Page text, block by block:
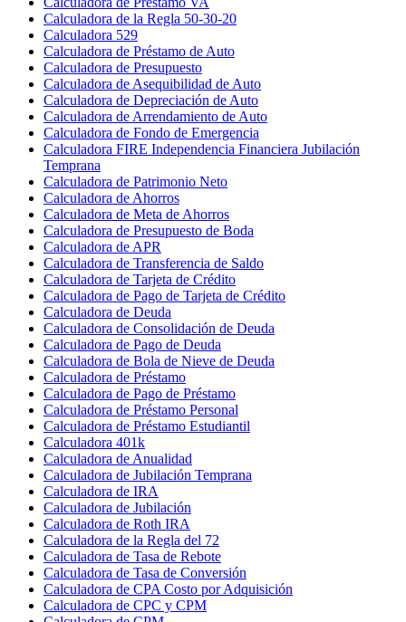
Calculadora de la Regla 50-30-20
Calculadora 529
Calculadora de Préstamo de Auto
Calculadora de Presupuesto
Calculadora de Asequibilidad de Auto
Calculadora de Depreciación de Auto
Calculadora de Arrendamiento de Auto
Calculadora de Fondo de Emergencia
Calculadora FIRE Independencia Financiera Jubilación
Temprana
Calculadora de Patrimonio Neto
Calculadora de Ahorros
Calculadora de Meta de Ahorros
Calculadora de Presupuesto de Boda
Calculadora de APR
Calculadora de Transferencia de Saldo
Calculadora de Tarjeta de Crédito
Calculadora de Pago de Tarjeta de Crédito
Calculadora de Deuda
Calculadora de Consolidación de Deuda
Calculadora de Pago de Deuda
Calculadora de Bola de Nieve de Deuda
Calculadora de Préstamo
Calculadora de Pago de Préstamo
Calculadora de Préstamo Personal
Calculadora de Préstamo Estudiantil
Calculadora 401k
Calculadora de Anualidad
Calculadora de Jubilación Temprana
Calculadora de IRA
Calculadora de Jubilación
Calculadora de Roth IRA
Calculadora de la Regla del 72
Calculadora de Tasa de Rebote
Calculadora de Tasa de Conversión
Calculadora de CPA Costo por Adquisición
Calculadora de CPC y CPM